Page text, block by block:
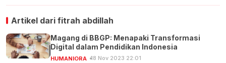
Artikel dari fitrah abdillah
Magang di BBGP: Menapaki Transformasi
Digital dalam Pendidikan Indonesia
HUMANIORA 18 Nov 2023 22:01